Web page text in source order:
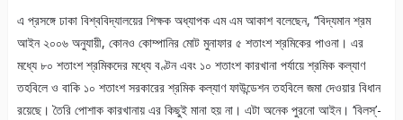
এ প্রসঙ্গে ঢাকা বিশ্ববিদ্যালয়ের শিক্ষক অধ্যাপক এম এম আকাশ বলেছেন, ‘‘বিদ্যমান শ্রম
আইন ২০০৬ অনুযায়ী, কোনও কোম্পানির মোট মুনাফার ৫ শতাংশ শ্রমিকের পাওনা। এর
মধ্যে ৮০ শতাংশ শ্রমিকদের মধ্যে বণ্টন এবং ১০ শতাংশ কারখানা পর্যায়ে শ্রমিক কল্যাণ
তহবিলে ও বাকি ১০ শতাংশ সরকারের শ্রমিক কল্যাণ ফাউন্ডেশন তহবিলে জমা দেওয়ার বিধান
রয়েছে। তৈরি পোশাক কারখানায় এর কিছুই মানা হয় না। এটা অনেক পুরনো আইন। ‘বিলস্’-